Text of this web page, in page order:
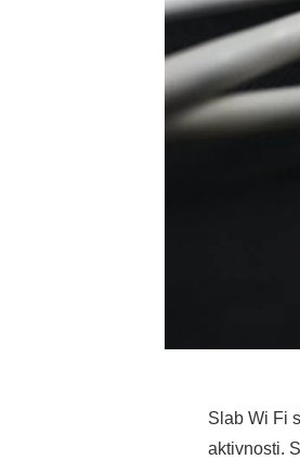
Slab Wi Fi
aktivnosti.